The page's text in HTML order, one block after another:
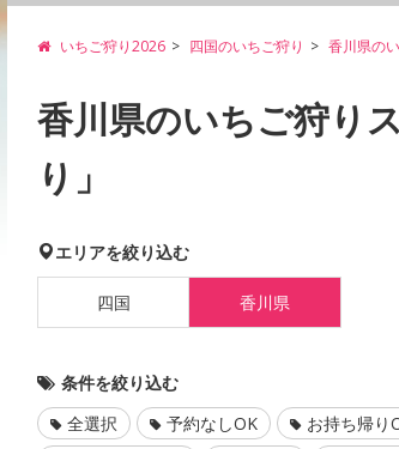
いちご狩り2026 四国のいちご狩り 香川県の
香川県のいちご狩り
り」
エリアを絞り込む
四国 香川県
条件を絞り込む
全選択
予約なしOK お持ち帰り